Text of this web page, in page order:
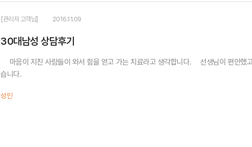
[관리자 고객님] 2016.11.09
30대남성 상담후기
마음이 지친 사람들이 와서 힘을 얻고 가는 치료라고 생각합니다. 선생님이 편안했
습니다.
성인